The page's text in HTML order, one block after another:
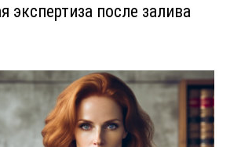
экспертиза после залива